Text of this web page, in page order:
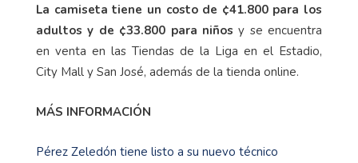
La camiseta tiene un costo de ¢41.800 para los
adultos y de ¢33.800 para niños y se encuentra
en venta en las Tiendas de la Liga en el Estadio,
City Mall y San José, además de la tienda online.
MÁS INFORMACIÓN
Pérez Zeledón tiene listo a su nuevo técnico